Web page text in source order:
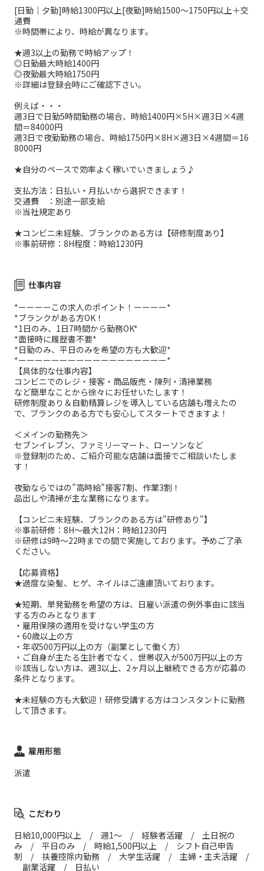
[日勤｜夕勤]時給1300円以上[夜勤]時給1500～1750円以上＋交
通費
※時間帯により、時給が異なります。
★週3以上の勤務で時給アップ！
◎日勤最大時給1400円
◎夜勤最大時給1750円
※詳細は登録会時にご確認下さい。
例えば・・・
週3日で日勤5時間勤務の場合、時給1400円×5H×週3日×4週
間＝84000円
週3日で夜勤勤務の場合、時給1750円×8H×週3日×4週間＝16
8000円
★自分のペースで効率よく稼いでいきましょう♪
支払方法：日払い・月払いから選択できます！
交通費 ：別途一部支給
※当社規定あり
★コンビニ未経験、ブランクのある方は【研修制度あり】
※事前研修：8H程度：時給1230円
仕事内容
*ーーーーこの求人のポイント！ーーーー*
*ブランクがある方OK！
*1日のみ、1日7時間から勤務OK*
*面接時に履歴書不要*
*日勤のみ、平日のみを希望の方も大歓迎*
*ーーーーーーーーーーーーーーーーーー*
【具体的な仕事内容】
コンビニでのレジ・接客・商品販売・陳列・清掃業務
など簡単なことから徐々にお任せいたします！
研修制度あり＆自動精算レジを導入している店舗も増えたの
で、ブランクのある方でも安心してスタートできますよ！
＜メインの勤務先＞
セブンイレブン、ファミリーマート、ローソンなど
※登録制のため、ご紹介可能な店舗は面接でご相談いたしま
す！
夜勤ならではの”高時給”接客7割、作業3割！
品出しや清掃が主な業務になります。
【コンビニ未経験、ブランクのある方は"研修あり"】
※事前研修：8H～最大12H：時給1230円
※研修は9時～22時までの間で実施しております。予めご了承
ください。
【応募資格】
★過度な染髪、ヒゲ、ネイルはご遠慮頂いております。
★短期、単発勤務を希望の方は、日雇い派遣の例外事由に該当
する方のみとなります
・雇用保険の適用を受けない学生の方
・60歳以上の方
・年収500万円以上の方（副業として働く方）
・ご自身が主たる生計者でなく、世帯収入が500万円以上の方
※該当しない方は、週3以上、2ヶ月以上継続できる方が応募の
条件となります。
★未経験の方も大歓迎！研修受講する方はコンスタントに勤務
して頂きます。
雇用形態
派遣
こだわり
日給10,000円以上 / 週1～ / 経験者活躍 / 土日祝の
み / 平日のみ / 時給1,500円以上 / シフト自己申告
制 / 扶養控除内勤務 / 大学生活躍 / 主婦・主夫活躍 /
副業活躍 / 日払い